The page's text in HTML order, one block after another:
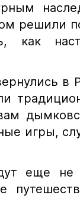
решили
как
в
игры,
еще не